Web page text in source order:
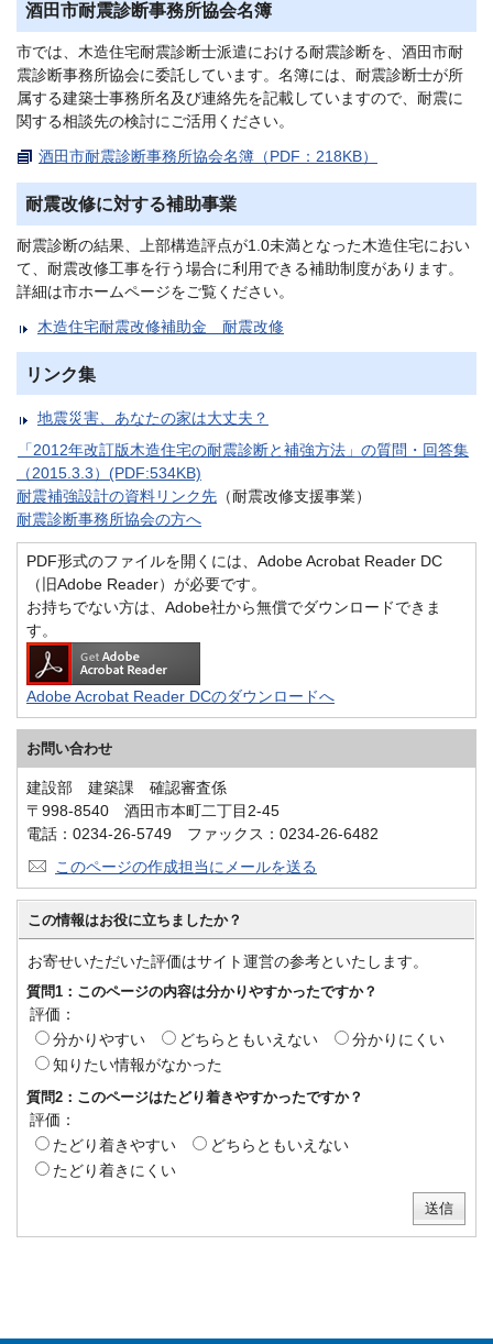
酒田市耐震診断事務所協会名簿
市では、木造住宅耐震診断士派遣における耐震診断を、酒田市耐
震診断事務所協会に委託しています。名簿には、耐震診断士が所
属する建築士事務所名及び連絡先を記載していますので、耐震に
関する相談先の検討にご活用ください。
酒田市耐震診断事務所協会名簿（PDF：218KB）
耐震改修に対する補助事業
耐震診断の結果、上部構造評点が1.0未満となった木造住宅におい
て、耐震改修工事を行う場合に利用できる補助制度があります。
詳細は市ホームページをご覧ください。
木造住宅耐震改修補助金 耐震改修
リンク集
地震災害、あなたの家は大丈夫？
「2012年改訂版木造住宅の耐震診断と補強方法」の質問・回答集
（2015.3.3）(PDF:534KB)
耐震補強設計の資料リンク先 （耐震改修支援事業）
耐震診断事務所協会の方へ
PDF形式のファイルを開くには、Adobe Acrobat Reader DC
（旧Adobe Reader）が必要です。
お持ちでない方は、Adobe社から無償でダウンロードできま
す。
Adobe Acrobat Reader DCのダウンロードへ
お問い合わせ
建設部 建築課 確認審査係
〒998-8540 酒田市本町二丁目2-45
電話：0234-26-5749 ファックス：0234-26-6482
このページの作成担当にメールを送る
この情報はお役に立ちましたか？
お寄せいただいた評価はサイト運営の参考といたします。
質問1：このページの内容は分かりやすかったですか？
評価：
分かりやすい
どちらともいえない
分かりにくい
知りたい情報がなかった
質問2：このページはたどり着きやすかったですか？
評価：
たどり着きやすい
どちらともいえない
たどり着きにくい